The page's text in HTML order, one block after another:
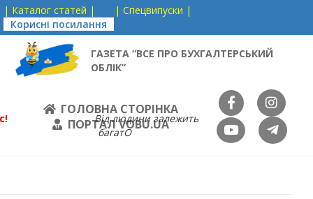
| Каталог статей |
| Спецвипуски |
Корисні посилання
ГАЗЕТА “ВСЕ ПРО БУХГАЛТЕРСЬКИЙ
ОБЛІК”
ГОЛОВНА СТОРІНКА
ПОРТАЛ VOBU.UA
Від людини залежить
багатО